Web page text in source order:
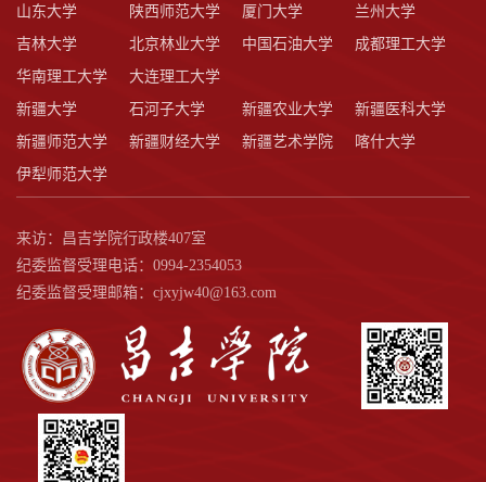
山东大学
陕西师范大学 厦门大学
兰州大学
吉林大学
北京林业大学 中国石油大学
成都理工大学
华南理工大学
大连理工大学
新疆大学
石河子大学 新疆农业大学
新疆医科大学
新疆师范大学
新疆财经大学 新疆艺术学院
喀什大学
伊犁师范大学
来访：昌吉学院行政楼407室
纪委监督受理电话：0994-2354053
纪委监督受理邮箱：cjxyjw40@163.com